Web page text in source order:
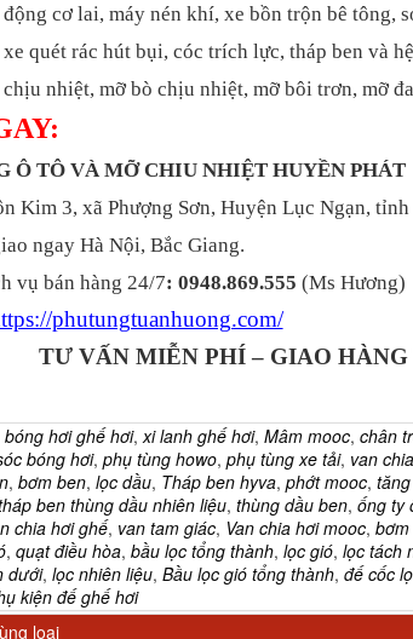
động cơ lai, máy nén khí, xe bồn trộn bê tông,
xe quét rác hút bụi, cóc trích lực, tháp ben và
nhiệt, mỡ bò chịu nhiệt, mỡ bôi trơn, mỡ
Ô TÔ VÀ MỠ CHIU NHIỆT HUYỀN PHÁT
Kim 3, xã Phượng Sơn, Huyện Lục Ngạn, tỉnh
ngay Hà Nội, Bắc Giang.
vụ bán hàng 24/7: 0948.869.555 (Ms Hương)
phutungtuanhuong.com/
TƯ VẤN MIỄN PHÍ – GIAO HÀNG
bóng hơi ghế hơi, xi lanh ghế hơi, Mâm mooc, chân
bóng hơi, phụ tùng howo, phụ tùng xe tải, van
, bơm ben, lọc dầu, Tháp ben hyva, phớt mooc,
ben thùng dầu nhiên liệu, thùng dầu ben, ống ty
chia hơi ghế, van tam giác, Van chia hơi mooc,
, quạt điều hòa, bầu lọc tổng thành, lọc gió, lọc tách
dưới, lọc nhiên liệu, Bầu lọc gió tổng thành, đế cốc
kiện đế ghế hơi
loại